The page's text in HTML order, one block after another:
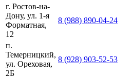
г. Ростов-на-
Дону, ул. 1-я
Форматная,
12
8 (988) 890-04-24
п.
Темерницкий,
ул. Ореховая,
2Б
8 (928) 903-52-53